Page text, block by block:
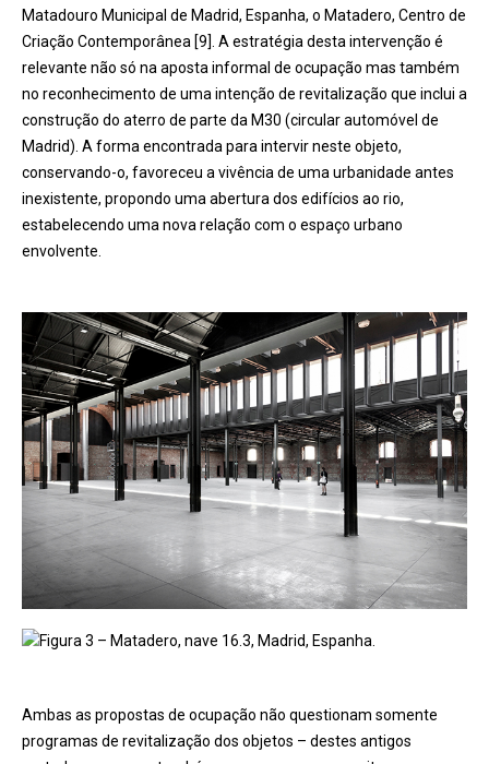
Matadouro Municipal de Madrid, Espanha, o Matadero, Centro de
Criação Contemporânea [9]. A estratégia desta intervenção é
relevante não só na aposta informal de ocupação mas também
no reconhecimento de uma intenção de revitalização que inclui a
construção do aterro de parte da M30 (circular automóvel de
Madrid). A forma encontrada para intervir neste objeto,
conservando-o, favoreceu a vivência de uma urbanidade antes
inexistente, propondo uma abertura dos edifícios ao rio,
estabelecendo uma nova relação com o espaço urbano
envolvente.
Figura 3 – Matadero, nave 16.3, Madrid, Espanha.
Ambas as propostas de ocupação não questionam somente
programas de revitalização dos objetos – destes antigos